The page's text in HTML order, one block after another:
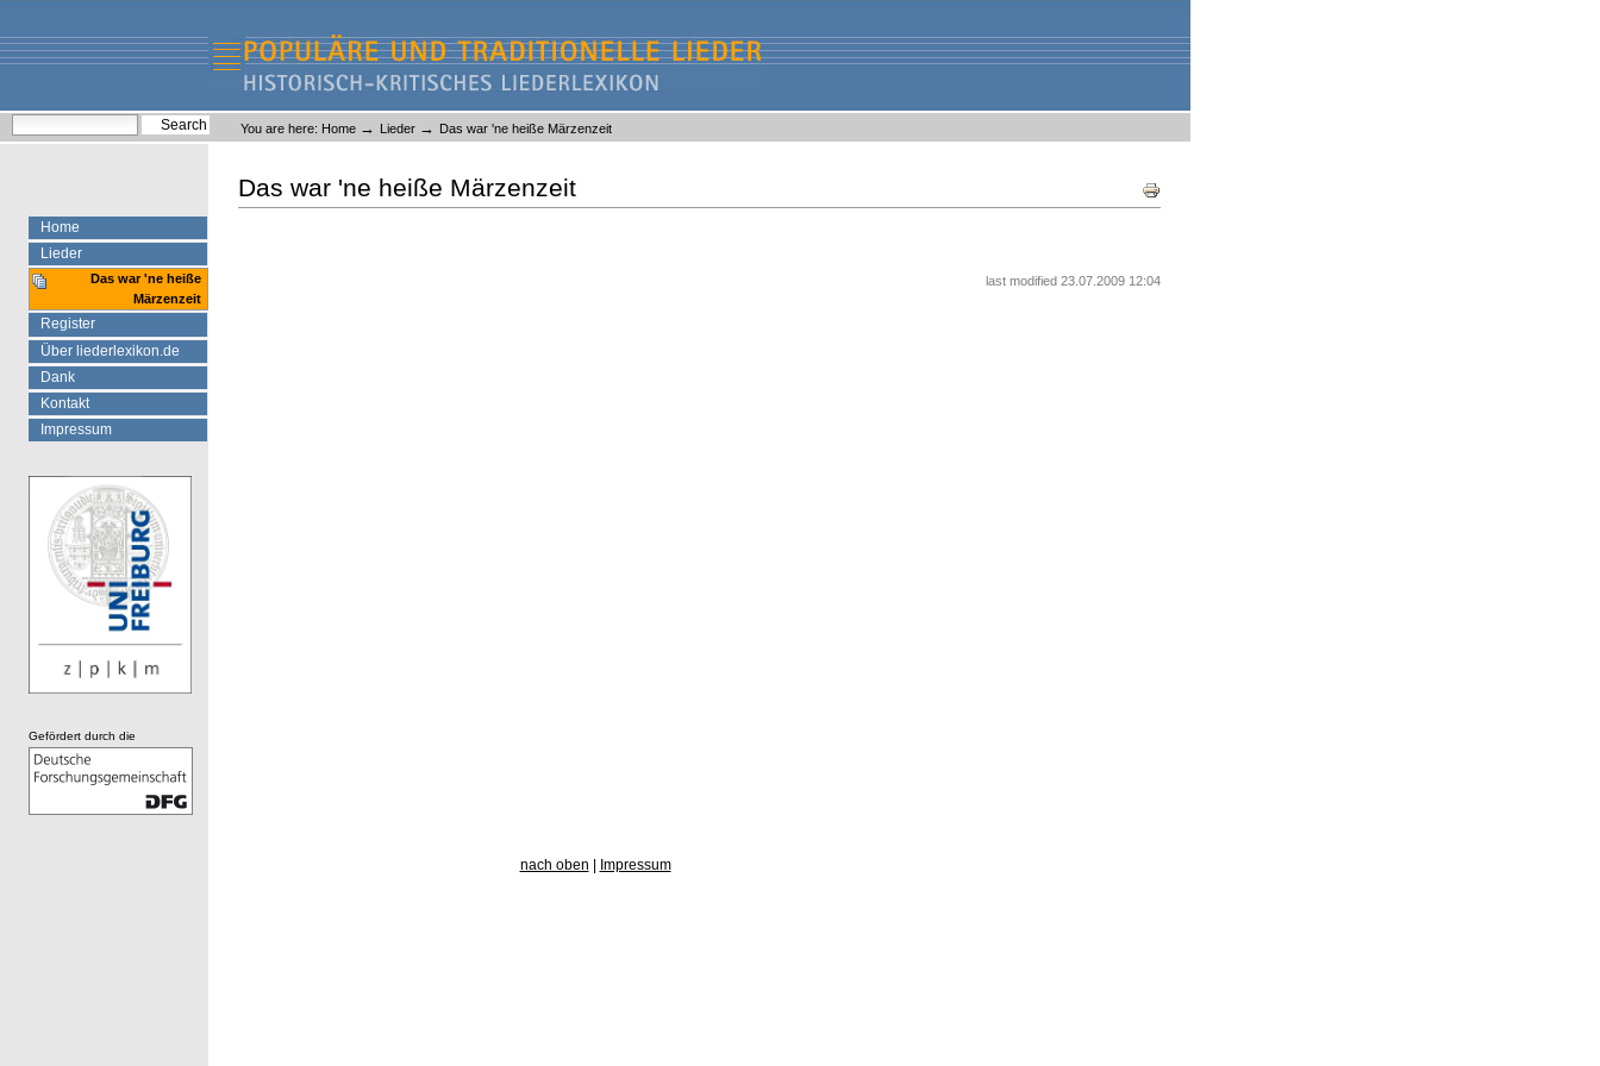
content.
navigation
Liederlexikon
Personal
tools
You are here: Home → Lieder → Das war 'ne heiße Märzenzeit
Document
Actions
Das war 'ne heiße Märzenzeit
last modified 23.07.2009 12:04
Home
Lieder
Das war 'ne heiße
Märzenzeit
Register
Über liederlexikon.de
Dank
Kontakt
Impressum
Gefördert durch die
nach oben Impressum